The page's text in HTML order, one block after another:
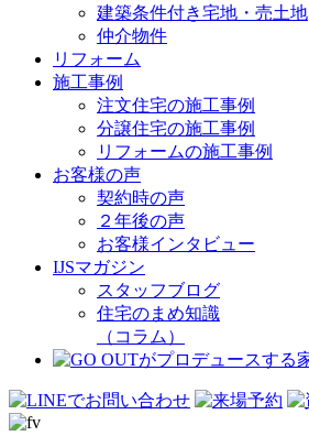
建築条件付き宅地・売土地
仲介物件
リフォーム
施工事例
注文住宅の施工事例
分譲住宅の施工事例
リフォームの施工事例
お客様の声
契約時の声
２年後の声
お客様インタビュー
IJSマガジン
スタッフブログ
住宅のまめ知識
（コラム）